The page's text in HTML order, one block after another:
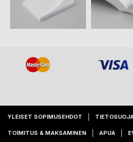
YLEISET SOPIMUSEHDOT
TOIMITUS & MAKSAMINEN APUA